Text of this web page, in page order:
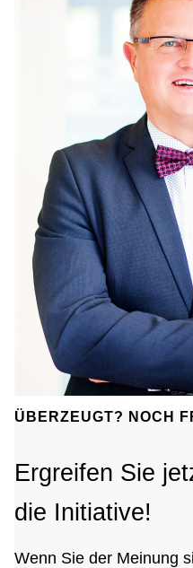
ÜBERZEUGT? NOCH
Ergreifen Sie
die Initiative!
Wenn Sie der Meinung